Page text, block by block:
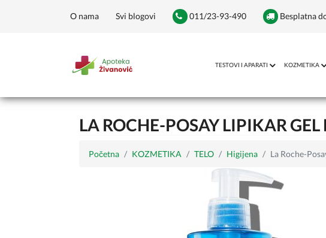
O nama Svi blogovi 011/23-93-490 Besplatna
TESTOVI I APARATI KOZMETIKA
LA ROCHE-POSAY LIPIKAR
Početna KOZMETIKA TELO Higijena La Roche-